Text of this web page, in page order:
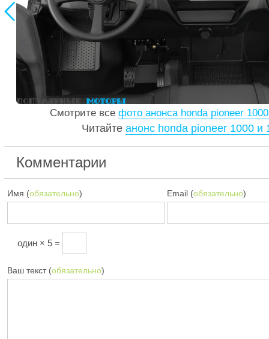

Смотрите все фото анонса honda pioneer
Читайте анонс honda pioneer 1000 и
Комментарии
Имя (обязательно) Email (обязательно)
один × 5 =
Ваш текст (обязательно)